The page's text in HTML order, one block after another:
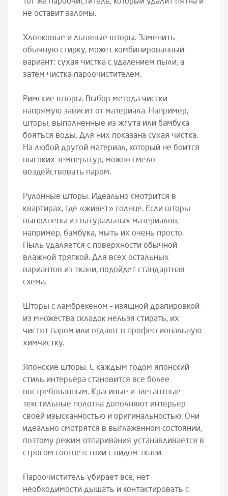
не оставит заломы.
Хлопковые и льняные шторы. Заменить
обычную стирку, может комбинированный
вариант: сухая чистка с удалением пыли, а
затем чистка пароочистителем.
Римские шторы. Выбор метода чистки
напрямую зависит от материала. Например,
шторы, выполненные из жгута или бамбука
бояться воды. Для них показана сухая чистка.
На любой другой материал, который не боится
высоких температур, можно смело
воздействовать паром.
Рулонные шторы. Идеально смотрится в
квартирах, где «живет» солнце. Если шторы
выполнены из натуральных материалов,
например, бамбука, мыть их очень просто.
Пыль удаляется с поверхности обычной
влажной тряпкой. Для всех остальных
вариантов из ткани, подойдет стандартная
схема.
Шторы с ламбрекеном – изящной драпировкой
из множества складок нельзя стирать, их
чистят паром или отдают в профессиональную
химчистку.
Японские шторы. С каждым годом японский
стиль интерьера становится все более
востребованным. Красивые и элегантные
текстильные полотна дополняют интерьер
своей изысканностью и оригинальностью. Они
идеально смотрятся в выглаженном состоянии,
поэтому режим отпаривания устанавливается в
строгом соответствии с видом ткани.
Пароочиститель убирает все, нет
необходимости дышать и контактировать с